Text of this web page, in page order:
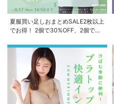
夏服買い足しおまとめSALE2枚以上
でお得！ 2個で30%OFF、2個で